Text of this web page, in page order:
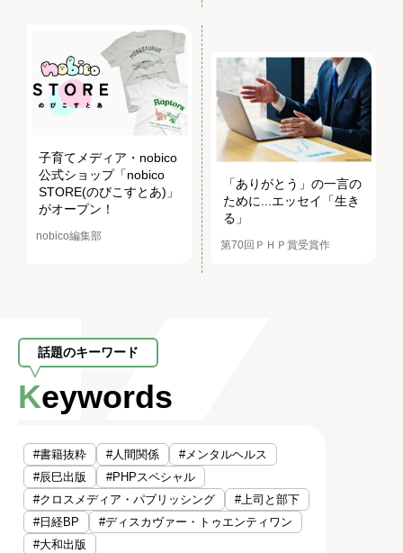
子育てメディア・nobico
公式ショップ「nobico
STORE(のびこすとあ)」
がオープン！
nobico編集部
「ありがとう」の一言の
ために...エッセイ「生き
る」
第70回ＰＨＰ賞受賞作
話題のキーワード
Keywords
#書籍抜粋 #人間関係
#メンタルヘルス
#辰巳出版
#PHPスペシャル
#クロスメディア・パブリッシング
#上司と部下
#日経BP
#ディスカヴァー・トゥエンティワン
#大和出版